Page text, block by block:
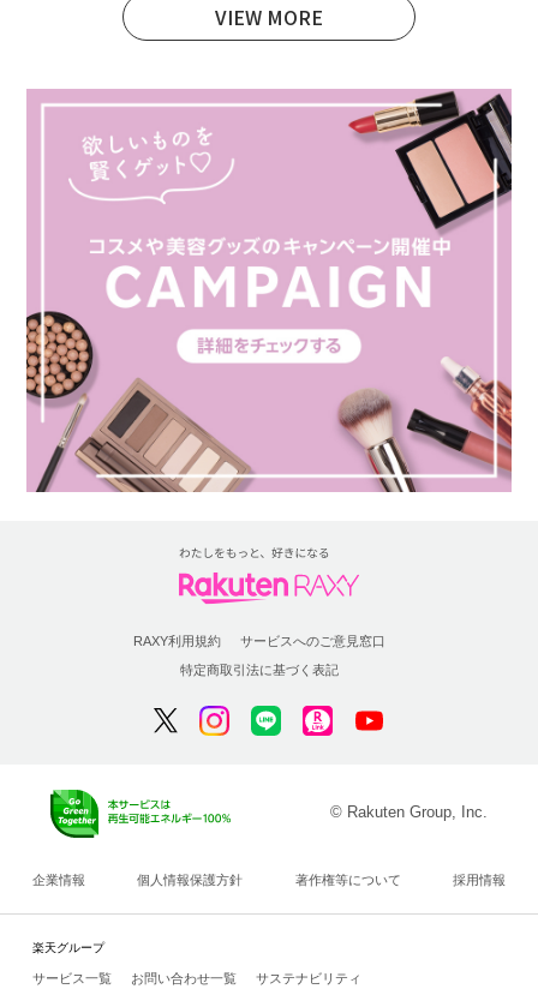
VIEW MORE
RAXY利用規約
サービスへのご意見窓口
特定商取引法に基づく表記
© Rakuten Group, Inc.
企業情報 個人情報保護方針 著作権等について 採用情報
楽天グループ
サービス一覧 お問い合わせ一覧 サステナビリティ